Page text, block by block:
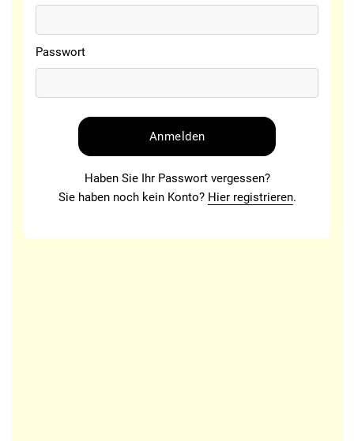
Passwort
Haben Sie Ihr Passwort vergessen?
Sie haben noch kein Konto? Hier registrieren.